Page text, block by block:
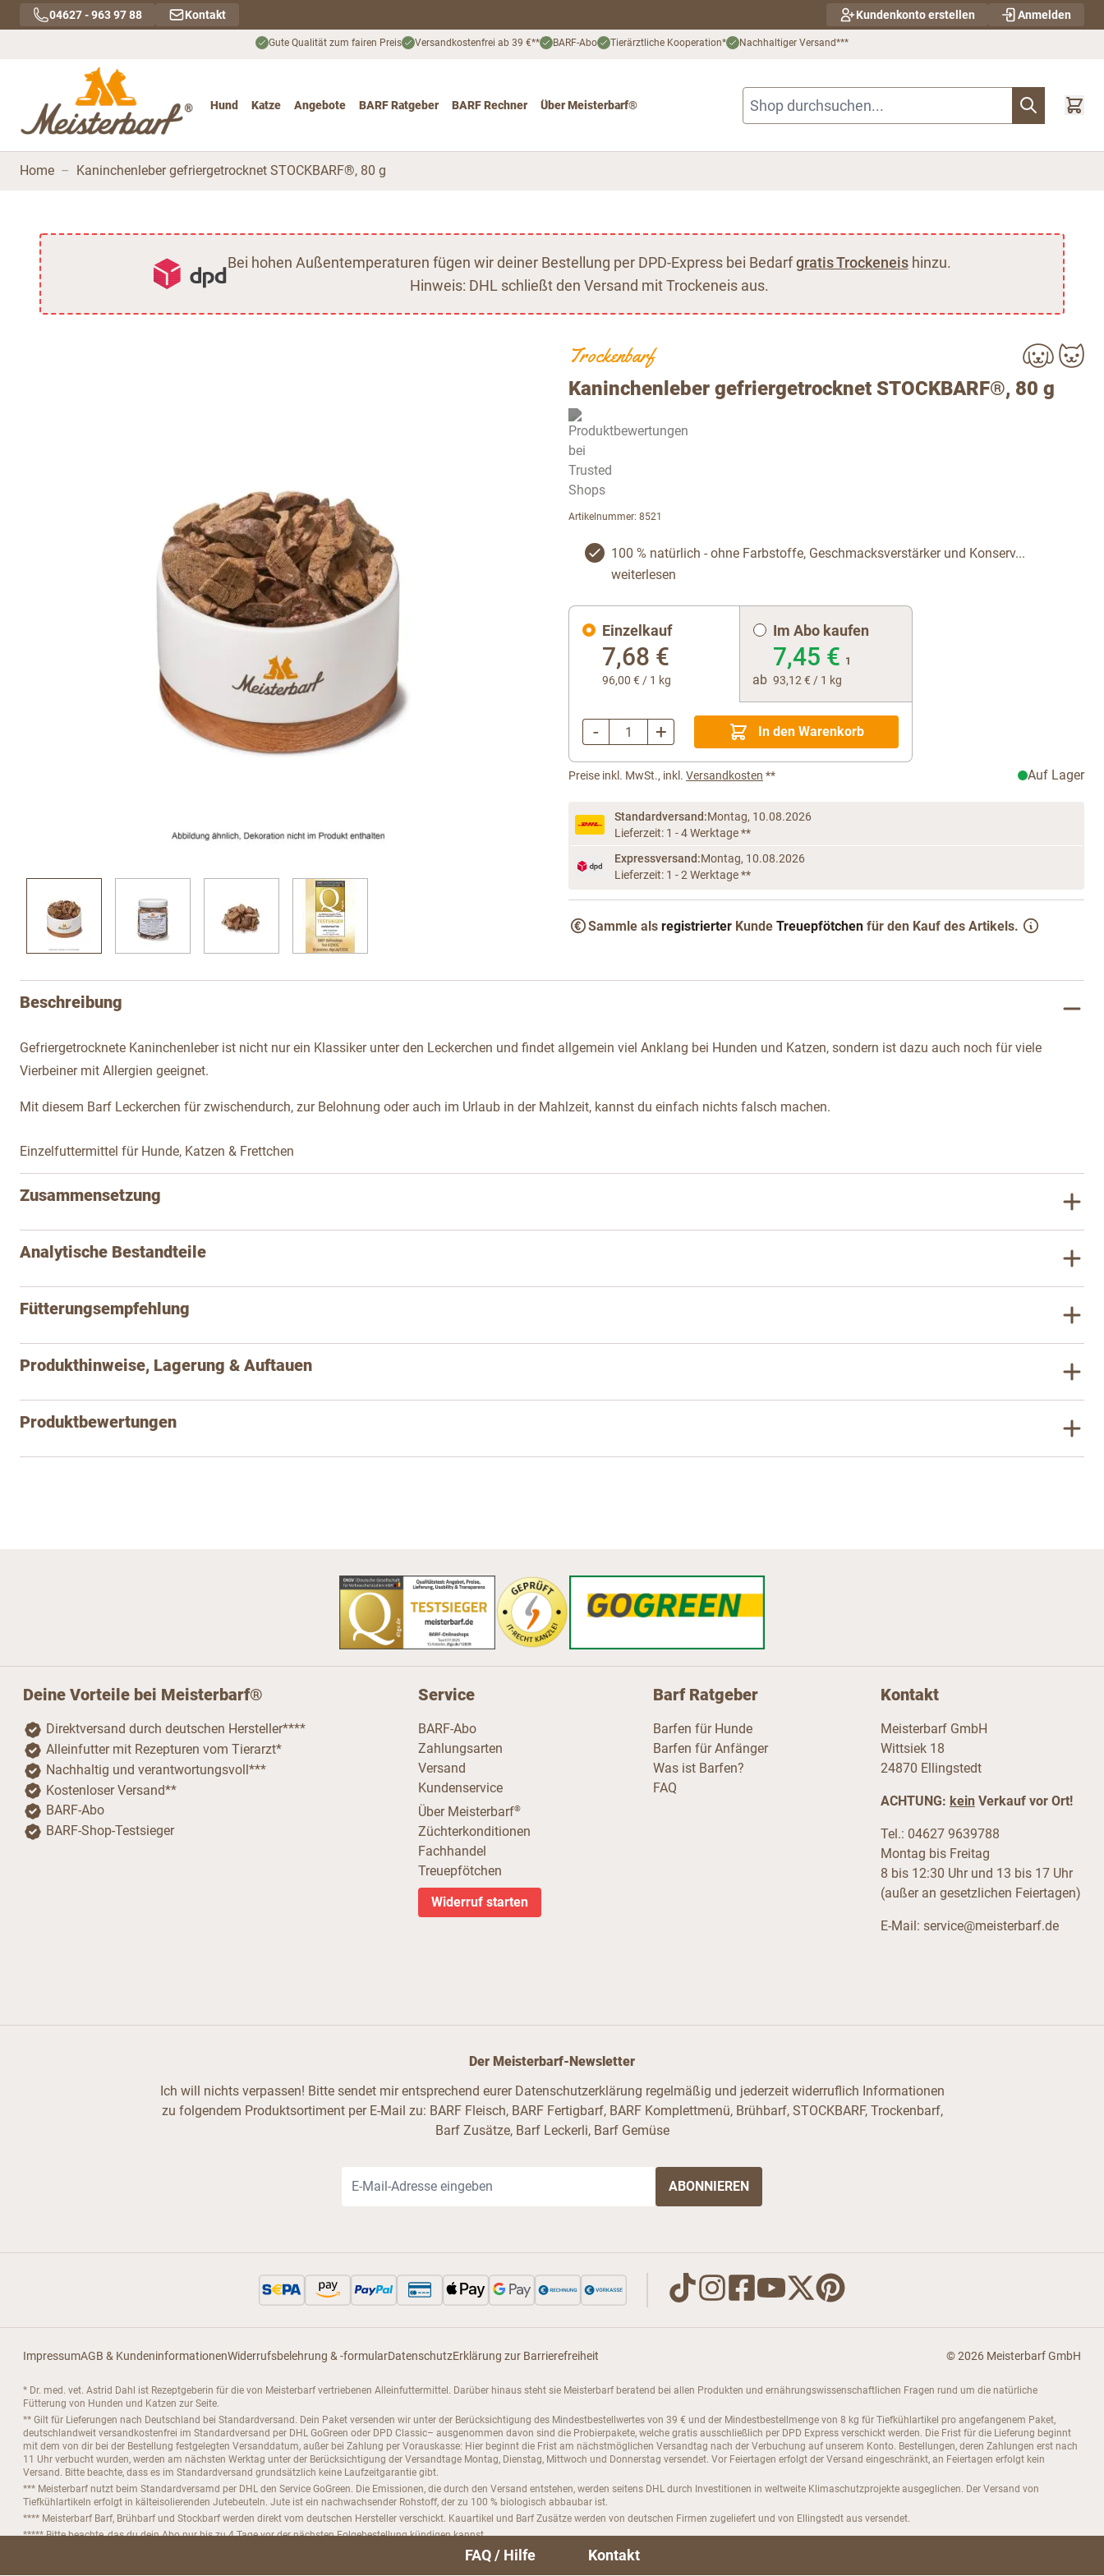
Direkt zum Inhalt
04627 - 963 97 88 Kontakt Kundenkonto erstellen Anmelden
Gute Qualität zum fairen Preis Versandkostenfrei ab 39 €** BARF-Abo Tierärztliche Kooperation* Nachhaltiger Versand***
Hund
Katze
Angebote
BARF Ratgeber BARF Rechner Über Meisterbarf®
Home – Kaninchenleber gefriergetrocknet STOCKBARF®, 80 g
Bei hohen Außentemperaturen fügen wir deiner Bestellung per DPD-Express bei Bedarfgratis Trockeneishinzu.
Hinweis: DHL schließt den Versand mit Trockeneis aus.
Trockenbarf
Kaninchenleber gefriergetrocknet STOCKBARF®, 80 g
View larger imageView larger image
Artikelnummer: 8521
100 % natürlich - ohne Farbstoffe, Geschmacksverstärker und Konserv...
weiterlesen
Einzelkauf
7,68 €
96,00 € / 1 kg
Im Abo kaufen
ab
7,45 €
93,12 € / 1 kg
1
Menge
- + In den Warenkorb
Preise inkl. MwSt., inkl. Versandkosten ** Auf Lager
Standardversand:Montag, 10.08.2026
Lieferzeit: 1 - 4 Werktage **
Expressversand:Montag, 10.08.2026
Lieferzeit: 1 - 2 Werktage **
Sammle als registrierter Kunde Treuepfötchen für den Kauf des Artikels.
Beschreibung
Gefriergetrocknete Kaninchenleber ist nicht nur ein Klassiker unter den Leckerchen und findet allgemein viel Anklang bei Hunden und Katzen, sondern ist dazu auch noch für viele
Vierbeiner mit Allergien geeignet.
Mit diesem Barf Leckerchen für zwischendurch, zur Belohnung oder auch im Urlaub in der Mahlzeit, kannst du einfach nichts falsch machen.
Einzelfuttermittel für Hunde, Katzen & Frettchen
Zusammensetzung
Analytische Bestandteile
Fütterungsempfehlung
Produkthinweise, Lagerung & Auftauen
Produktbewertungen
Deine Vorteile bei Meisterbarf®
Direktversand durch deutschen Hersteller****
Alleinfutter mit Rezepturen vom Tierarzt*
Nachhaltig und verantwortungsvoll***
Kostenloser Versand**
BARF-Abo
BARF-Shop-Testsieger
Service
BARF-Abo
Zahlungsarten
Versand
Kundenservice
Über Meisterbarf®
Züchterkonditionen
Fachhandel
Treuepfötchen
Widerruf starten
Barf Ratgeber
Barfen für Hunde
Barfen für Anfänger
Was ist Barfen?
FAQ
Kontakt
Meisterbarf GmbH
Wittsiek 18
24870 Ellingstedt
ACHTUNG: kein Verkauf vor Ort!
Tel.: 04627 9639788
Montag bis Freitag
8 bis 12:30 Uhr und 13 bis 17 Uhr
(außer an gesetzlichen Feiertagen)
E-Mail: service@meisterbarf.de
Der Meisterbarf-Newsletter
Ich will nichts verpassen! Bitte sendet mir entsprechend eurer Datenschutzerklärung regelmäßig und jederzeit widerruflich Informationen
zu folgendem Produktsortiment per E-Mail zu: BARF Fleisch, BARF Fertigbarf, BARF Komplettmenü, Brühbarf, STOCKBARF, Trockenbarf,
Barf Zusätze, Barf Leckerli, Barf Gemüse
ImpressumAGB & KundeninformationenWiderrufsbelehrung & -formularDatenschutzErklärung zur Barrierefreiheit © 2026 Meisterbarf GmbH
* Dr. med. vet. Astrid Dahl ist Rezeptgeberin für die von Meisterbarf vertriebenen Alleinfuttermittel. Darüber hinaus steht sie Meisterbarf beratend bei allen Produkten und ernährungswissenschaftlichen Fragen rund um die natürliche
Fütterung von Hunden und Katzen zur Seite.
** Gilt für Lieferungen nach Deutschland bei Standardversand. Dein Paket versenden wir unter der Berücksichtigung des Mindestbestellwertes von 39 € und der Mindestbestellmenge von 8 kg für Tiefkühlartikel pro angefangenem Paket,
deutschlandweit versandkostenfrei im Standardversand per DHL GoGreen oder DPD Classic– ausgenommen davon sind die Probierpakete, welche gratis ausschließlich per DPD Express verschickt werden. Die Frist für die Lieferung beginnt
mit dem von dir bei der Bestellung festgelegten Versanddatum, außer bei Zahlung per Vorauskasse: Hier beginnt die Frist am nächstmöglichen Versandtag nach der Verbuchung auf unserem Konto. Bestellungen, deren Zahlungen erst nach
11 Uhr verbucht wurden, werden am nächsten Werktag unter der Berücksichtigung der Versandtage Montag, Dienstag, Mittwoch und Donnerstag versendet. Vor Feiertagen erfolgt der Versand eingeschränkt, an Feiertagen erfolgt kein
Versand. Bitte beachte, dass es im Standardversand grundsätzlich keine Laufzeitgarantie gibt.
*** Meisterbarf nutzt beim Standardversamd per DHL den Service GoGreen. Die Emissionen, die durch den Versand entstehen, werden seitens DHL durch Investitionen in weltweite Klimaschutzprojekte ausgeglichen. Der Versand von
Tiefkühlartikeln erfolgt in kälteisolierenden Jutebeuteln. Jute ist ein nachwachsender Rohstoff, der zu 100 % biologisch abbaubar ist.
**** Meisterbarf Barf, Brühbarf und Stockbarf werden direkt vom deutschen Hersteller verschickt. Kauartikel und Barf Zusätze werden von deutschen Firmen zugeliefert und von Ellingstedt aus versendet.
***** Bitte beachte, das du dein Abo nur bis zu 4 Tage vor der nächsten Folgebestellung kündigen kannst.
FAQ / Hilfe Kontakt